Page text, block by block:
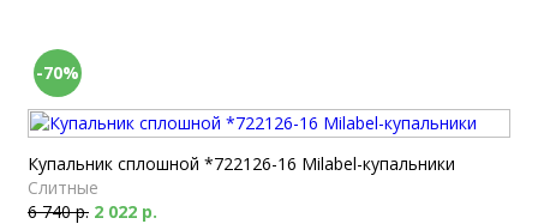
-70%
Купальник сплошной *722126-16 Milabel-купальники
Слитные
6 740 р. 2 022 р.